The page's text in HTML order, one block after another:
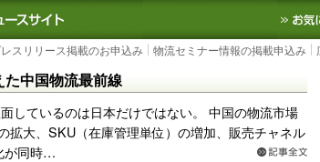
｜国内最大の物流ニュースサイト3PL, SCMなど国内外の
スリリース掲載のお申込み 物流セミナー情報の掲載申込み
中国物流最前線
しているのは日本だけではない。 中国の物流市場
拡大、SKU（在庫管理単位）の増加、販売チャネル
が同時…